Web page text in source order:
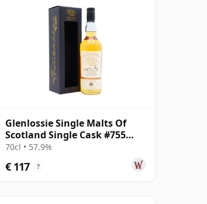
Glenlossie Single Malts Of
Scotland Single Cask #755
2008 14 jaar oud
70cl • 57.9%
€ 117 ?